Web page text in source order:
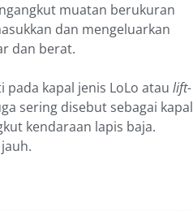
muatan berukuran
dan mengeluarkan
dan berat.
kapal jenis LoLo atau lift-
sering disebut sebagai kapal
kendaraan lapis baja.